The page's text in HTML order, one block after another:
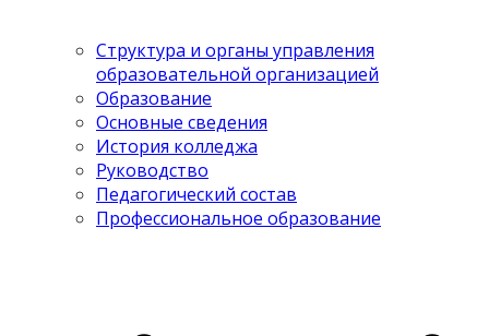
Структура и органы управления
образовательной организацией
Образование
Основные сведения
История колледжа
Руководство
Педагогический состав
Профессиональное образование